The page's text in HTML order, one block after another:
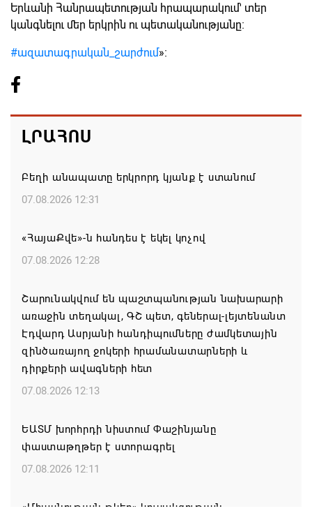
Երևանի Հանրապետության հրապարակում' տեր
կանգնելու մեր երկրին ու պետականությանը։
#ազատագրական_շարժում»։
ԼՐԱՀՈՍ
Բեղի անապատը երկրորդ կյանք է ստանում
07.08.2026 12:31
«ՀայաՔվե»-ն հանդես է եկել կոչով
07.08.2026 12:28
Շարունակվում են պաշտպանության նախարարի
առաջին տեղակալ, ԳՇ պետ, գեներալ-լեյտենանտ
Էդվարդ Ասրյանի հանդիպումները ժամկետային
զինծառայող ջոկերի հրամանատարների և
դիրքերի ավագների հետ
07.08.2026 12:13
ԵԱՏՄ խորհրդի նիստում Փաշինյանը
փաստաթղթեր է ստորագրել
07.08.2026 12:11
«Միասնության թևեր» կուսակցության